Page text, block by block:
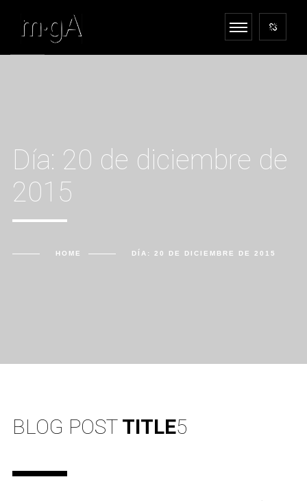
Día: 20 de diciembre de
2015
HOME DÍA: 20 DE DICIEMBRE DE 2015
BLOG POST TITLE5